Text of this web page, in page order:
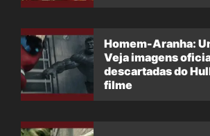
Homem-Aranha:
Veja imagens
descartadas do
filme